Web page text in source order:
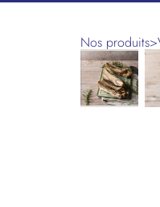
Nos produits>